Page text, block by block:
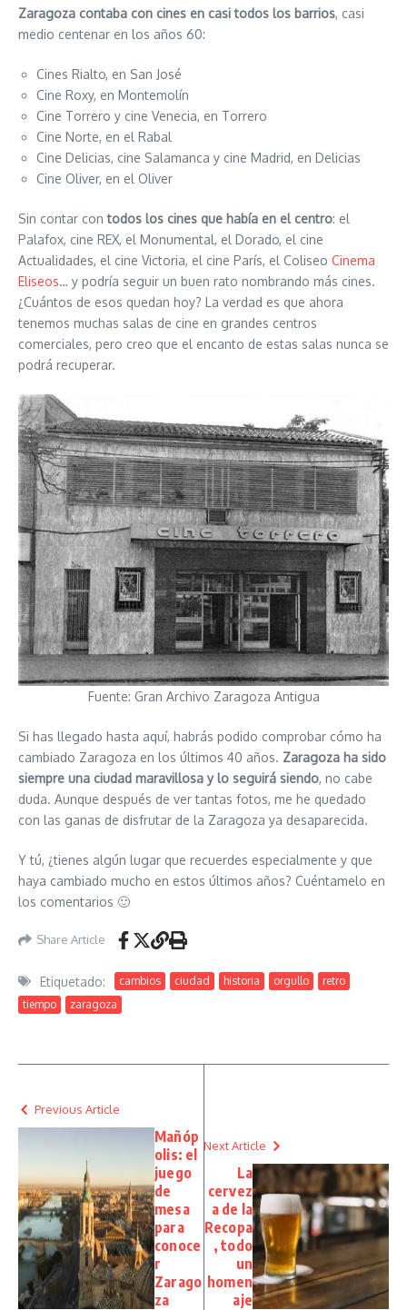
Zaragoza contaba con cines en casi todos los barrios, casi
medio centenar en los años 60:
Cines Rialto, en San José
Cine Roxy, en Montemolín
Cine Torrero y cine Venecia, en Torrero
Cine Norte, en el Rabal
Cine Delicias, cine Salamanca y cine Madrid, en Delicias
Cine Oliver, en el Oliver
Sin contar contodos los cines que había en el centro: el
Palafox, cine REX, el Monumental, el Dorado, el cine
Actualidades, el cine Victoria, el cine París, el Coliseo Cinema
Eliseos… y podría seguir un buen rato nombrando más cines.
¿Cuántos de esos quedan hoy? La verdad es que ahora
tenemos muchas salas de cine en grandes centros
comerciales, pero creo que el encanto de estas salas nunca se
podrá recuperar.
Fuente: Gran Archivo Zaragoza Antigua
Si has llegado hasta aquí, habrás podido comprobar cómo ha
cambiado Zaragoza en los últimos 40 años. Zaragoza ha sido
siempre una ciudad maravillosa y lo seguirá siendo, no cabe
duda. Aunque después de ver tantas fotos, me he quedado
con las ganas de disfrutar de la Zaragoza ya desaparecida.
Y tú, ¿tienes algún lugar que recuerdes especialmente y que
haya cambiado mucho en estos últimos años? Cuéntamelo en
los comentarios 🙂
Share Article
Etiquetado: cambios ciudad historia orgullo
retro
tiempo
zaragoza
Previous Article
Mañóp
olis: el
juego
de
mesa
para
conoce
r
Zarago
za
Next Article
La
cervez
a de la
Recopa
, todo
un
homen
aje